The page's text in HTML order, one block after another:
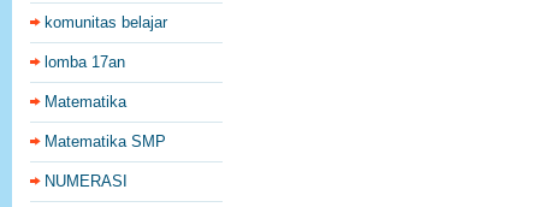
komunitas belajar
lomba 17an
Matematika
Matematika SMP
NUMERASI